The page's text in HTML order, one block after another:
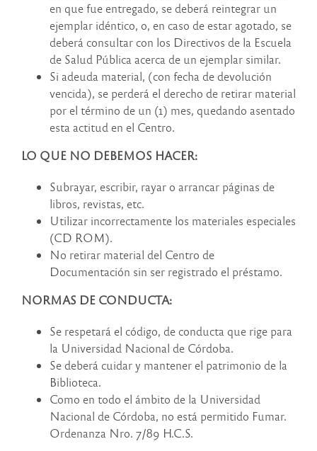
en que fue entregado, se deberá reintegrar un
ejemplar idéntico, o, en caso de estar agotado, se
deberá consultar con los Directivos de la Escuela
de Salud Pública acerca de un ejemplar similar.
Si adeuda material, (con fecha de devolución
vencida), se perderá el derecho de retirar material
por el término de un (1) mes, quedando asentado
esta actitud en el Centro.
LO QUE NO DEBEMOS HACER:
Subrayar, escribir, rayar o arrancar páginas de
libros, revistas, etc.
Utilizar incorrectamente los materiales especiales
(CD ROM).
No retirar material del Centro de
Documentación sin ser registrado el préstamo.
NORMAS DE CONDUCTA:
Se respetará el código, de conducta que rige para
la Universidad Nacional de Córdoba.
Se deberá cuidar y mantener el patrimonio de la
Biblioteca.
Como en todo el ámbito de la Universidad
Nacional de Córdoba, no está permitido Fumar.
Ordenanza Nro. 7/89 H.C.S.